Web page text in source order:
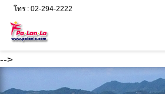
-->
โทร : 02-294-2222